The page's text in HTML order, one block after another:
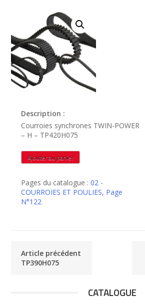
Description :
Courroies synchrones TWIN-POWER
– H – TP420H075
quantité
de
Ajouter au panier
Pages du catalogue :02 -
COURROIES ET POULIES, Page
N°122
Article précédent
TP390H075
CATALOGUE